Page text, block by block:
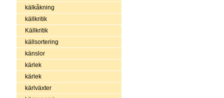
kälkåkning
källkritik
Källkritik
källsortering
känslor
kärlek
kärlek
kärlväxter